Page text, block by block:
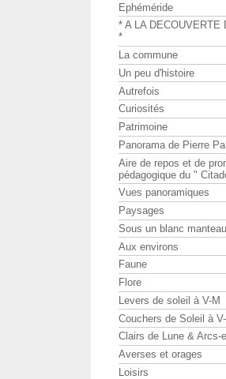
Ephéméride
* A LA DECOUVERTE
*
La commune
Un peu d'histoire
Autrefois
Curiosités
Patrimoine
Panorama de Pierre
Aire de repos et de
pédagogique du "
Vues panoramiques
Paysages
Sous un blanc manteau
Aux environs
Faune
Flore
Levers de soleil à V-M
Couchers de Soleil à
Clairs de Lune & Arcs-
Averses et orages
Loisirs